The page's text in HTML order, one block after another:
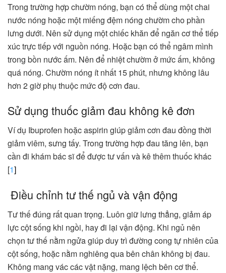
Trong trường hợp chườm nóng, bạn có thể dùng một chai
nước nóng hoặc một miếng đệm nóng chườm cho phần
lưng dưới. Nên sử dụng một chiếc khăn để ngăn cơ thể tiếp
xúc trực tiếp với nguồn nóng. Hoặc bạn có thể ngâm mình
trong bồn nước ấm. Nên để nhiệt chườm ở mức ấm, không
quá nóng. Chườm nóng ít nhất 15 phút, nhưng không lâu
hơn 2 giờ phụ thuộc mức độ cơn đau.
Sử dụng thuốc giảm đau không kê đơn
Ví dụ Ibuprofen hoặc aspirin giúp giảm cơn đau đồng thời
giảm viêm, sưng tấy. Trong trường hợp đau tăng lên, bạn
cần đi khám bác sĩ để được tư vấn và kê thêm thuốc khác
[1]
Điều chỉnh tư thế ngủ và vận động
Tư thế đúng rất quan trọng. Luôn giữ lưng thẳng, giảm áp
lực cột sống khi ngồi, hay đi lại vận động. Khi ngủ nên
chọn tư thế nằm ngửa giúp duy trì đường cong tự nhiên của
cột sống, hoặc nằm nghiêng qua bên chân không bị đau.
Không mang vác các vật nặng, mang lệch bên cơ thể.